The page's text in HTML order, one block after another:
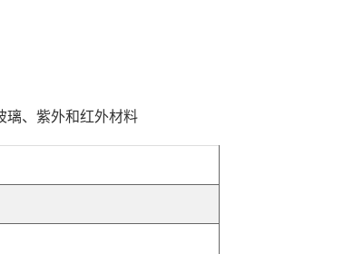
璃、紫外和红外材料